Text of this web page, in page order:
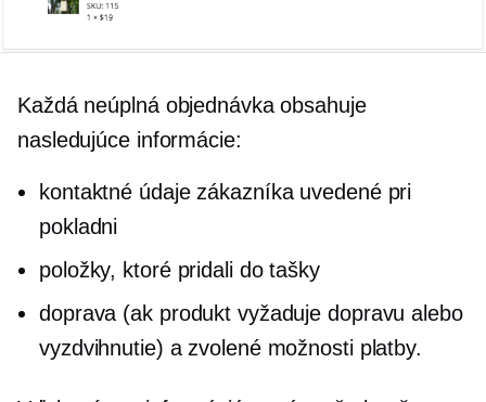
Každá neúplná objednávka obsahuje
nasledujúce informácie:
kontaktné údaje zákazníka uvedené pri
pokladni
položky, ktoré pridali do tašky
doprava (ak produkt vyžaduje dopravu alebo
vyzdvihnutie) a zvolené možnosti platby.